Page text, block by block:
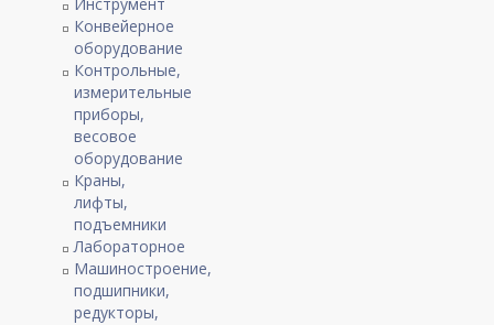
Конвейерное
оборудование
Контрольные,
измерительные
приборы,
весовое
оборудование
Краны,
лифты,
подъемники
Лабораторное
Машиностроение,
подшипники,
редукторы,